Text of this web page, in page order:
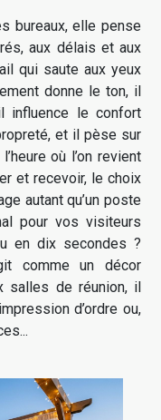
bureaux, elle pense
aux délais et aux
qui saute aux yeux
donne le ton, il
influence le confort
et il pèse sur
où l’on revient
et recevoir, le choix
autant qu’un poste
pour vos visiteurs
en dix secondes ?
comme un décor
salles de réunion, il
d’ordre ou,